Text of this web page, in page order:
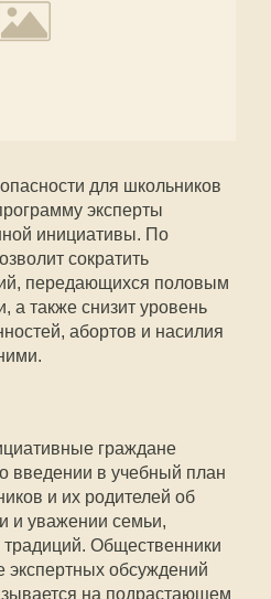
для школьников
эксперты
инициативы. По
сократить
передающихся половым
а также снизит уровень
абортов и насилия
граждане
введении в учебный план
и их родителей об
и уважении семьи,
Общественники
экспертных обсуждений
на подрастающем